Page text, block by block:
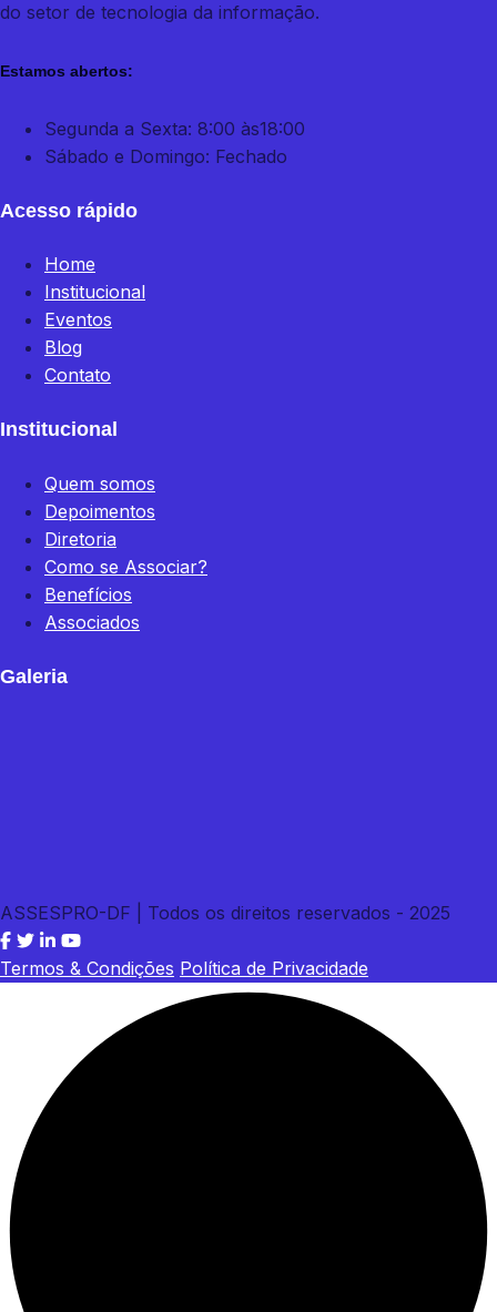
do setor de tecnologia da informação.
Estamos abertos:
Segunda a Sexta: 8:00 às18:00
Sábado e Domingo: Fechado
Acesso rápido
Home
Institucional
Eventos
Blog
Contato
Institucional
Quem somos
Depoimentos
Diretoria
Como se Associar?
Benefícios
Associados
Galeria
ASSESPRO-DF | Todos os direitos reservados - 2025
Termos & Condições Política de Privacidade